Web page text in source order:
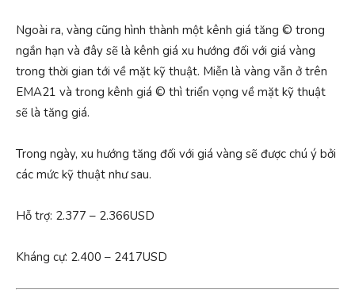
Ngoài ra, vàng cũng hình thành một kênh giá tăng © trong
ngắn hạn và đây sẽ là kênh giá xu hướng đối với giá vàng
trong thời gian tới về mặt kỹ thuật. Miễn là vàng vẫn ở trên
EMA21 và trong kênh giá © thì triển vọng về mặt kỹ thuật
sẽ là tăng giá.
Trong ngày, xu hướng tăng đối với giá vàng sẽ được chú ý bởi
các mức kỹ thuật như sau.
Hỗ trợ: 2.377 – 2.366USD
Kháng cự: 2.400 – 2417USD